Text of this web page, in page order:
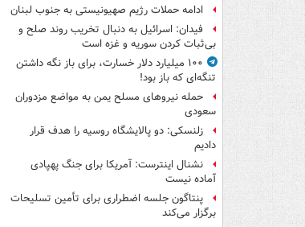
ادامه حملات رژیم صهیونیستی به جنوب لبنان
فیدان: اسرائیل به دنبال تخریب روند صلح و
بی‌ثبات کردن سوریه و غزه است
۱۰۰ میلیارد دلار خسارت، برای باز نگه داشتن
تنگه‌ای که باز بود!
حمله نیروهای مسلح یمن به مواضع مزدوران
سعودی
زلنسکی: دو پالایشگاه روسیه را هدف قرار
دادیم
نشنال اینترست: آمریکا برای جنگ پهپادی
آماده نیست
پنتاگون جلسه اضطراری برای تأمین تسلیحات
برگزار می‌کند